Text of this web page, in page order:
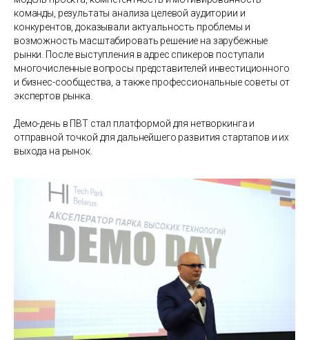
команды, результаты анализа целевой аудитории и
конкурентов, доказывали актуальность проблемы и
возможность масштабировать решение на зарубежные
рынки. После выступления в адрес спикеров поступали
многочисленные вопросы представителей инвестиционного
и бизнес-сообщества, а также профессиональные советы от
экспертов рынка.
Демо-день в ПВТ стал платформой для нетворкинга и
отправной точкой для дальнейшего развития стартапов и их
выхода на рынок.